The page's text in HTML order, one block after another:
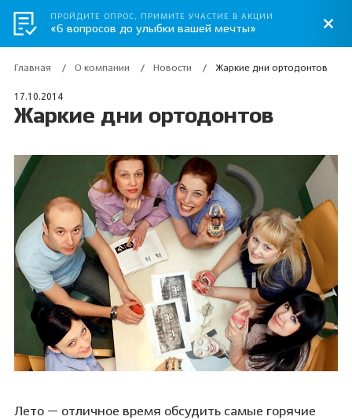
Главная О компании Новости Жаркие дни ортодонтов
17.10.2014
Жаркие дни ортодонтов
Лето — отличное время обсудить самые горячие
ПРОЙДИТЕ ОПРОС, ПРИМИТЕ УЧАСТИЕ В АКЦИИ
«6 вопросов до улыбки вашей мечты»